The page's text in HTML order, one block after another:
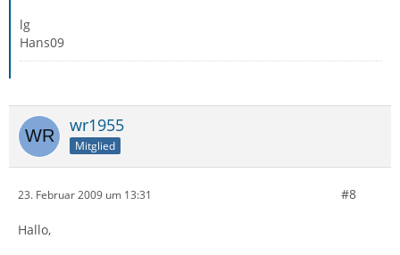
lg
Hans09
wr1955
Mitglied
23. Februar 2009 um 13:31 #8
Hallo,